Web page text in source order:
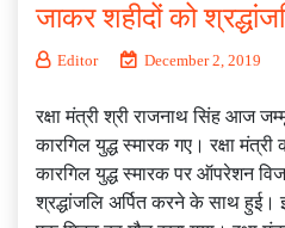
जाकर शहीदों को
Editor December 2, 2019
रक्षा मंत्री श्री राजनाथ सिंह आज
कारगिल युद्ध स्मारक गए। रक्षा
कारगिल युद्ध स्मारक पर ऑपरेशन
श्रद्धांजलि अर्पित करने के साथ हुई।